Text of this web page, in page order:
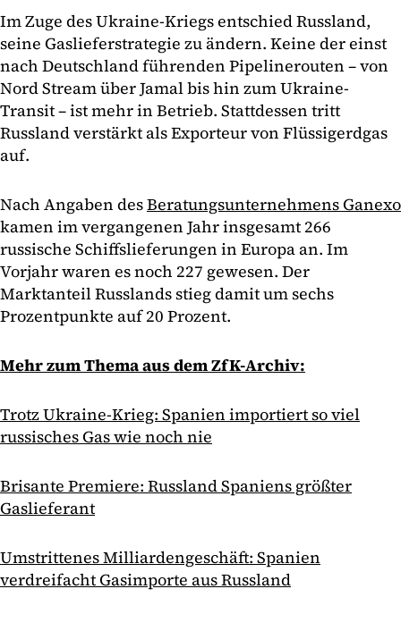
Im Zuge des Ukraine-Kriegs entschied Russland,
seine Gaslieferstrategie zu ändern. Keine der einst
nach Deutschland führenden Pipelinerouten – von
Nord Stream über Jamal bis hin zum Ukraine-
Transit – ist mehr in Betrieb. Stattdessen tritt
Russland verstärkt als Exporteur von Flüssigerdgas
auf.
Nach Angaben desBeratungsunternehmens Ganexo
kamen im vergangenen Jahr insgesamt 266
russische Schiffslieferungen in Europa an. Im
Vorjahr waren es noch 227 gewesen. Der
Marktanteil Russlands stieg damit um sechs
Prozentpunkte auf 20 Prozent.
Mehr zum Thema aus dem ZfK-Archiv:
Trotz Ukraine-Krieg: Spanien importiert so viel
russisches Gas wie noch nie
Brisante Premiere: Russland Spaniens größter
Gaslieferant
Umstrittenes Milliardengeschäft: Spanien
verdreifacht Gasimporte aus Russland